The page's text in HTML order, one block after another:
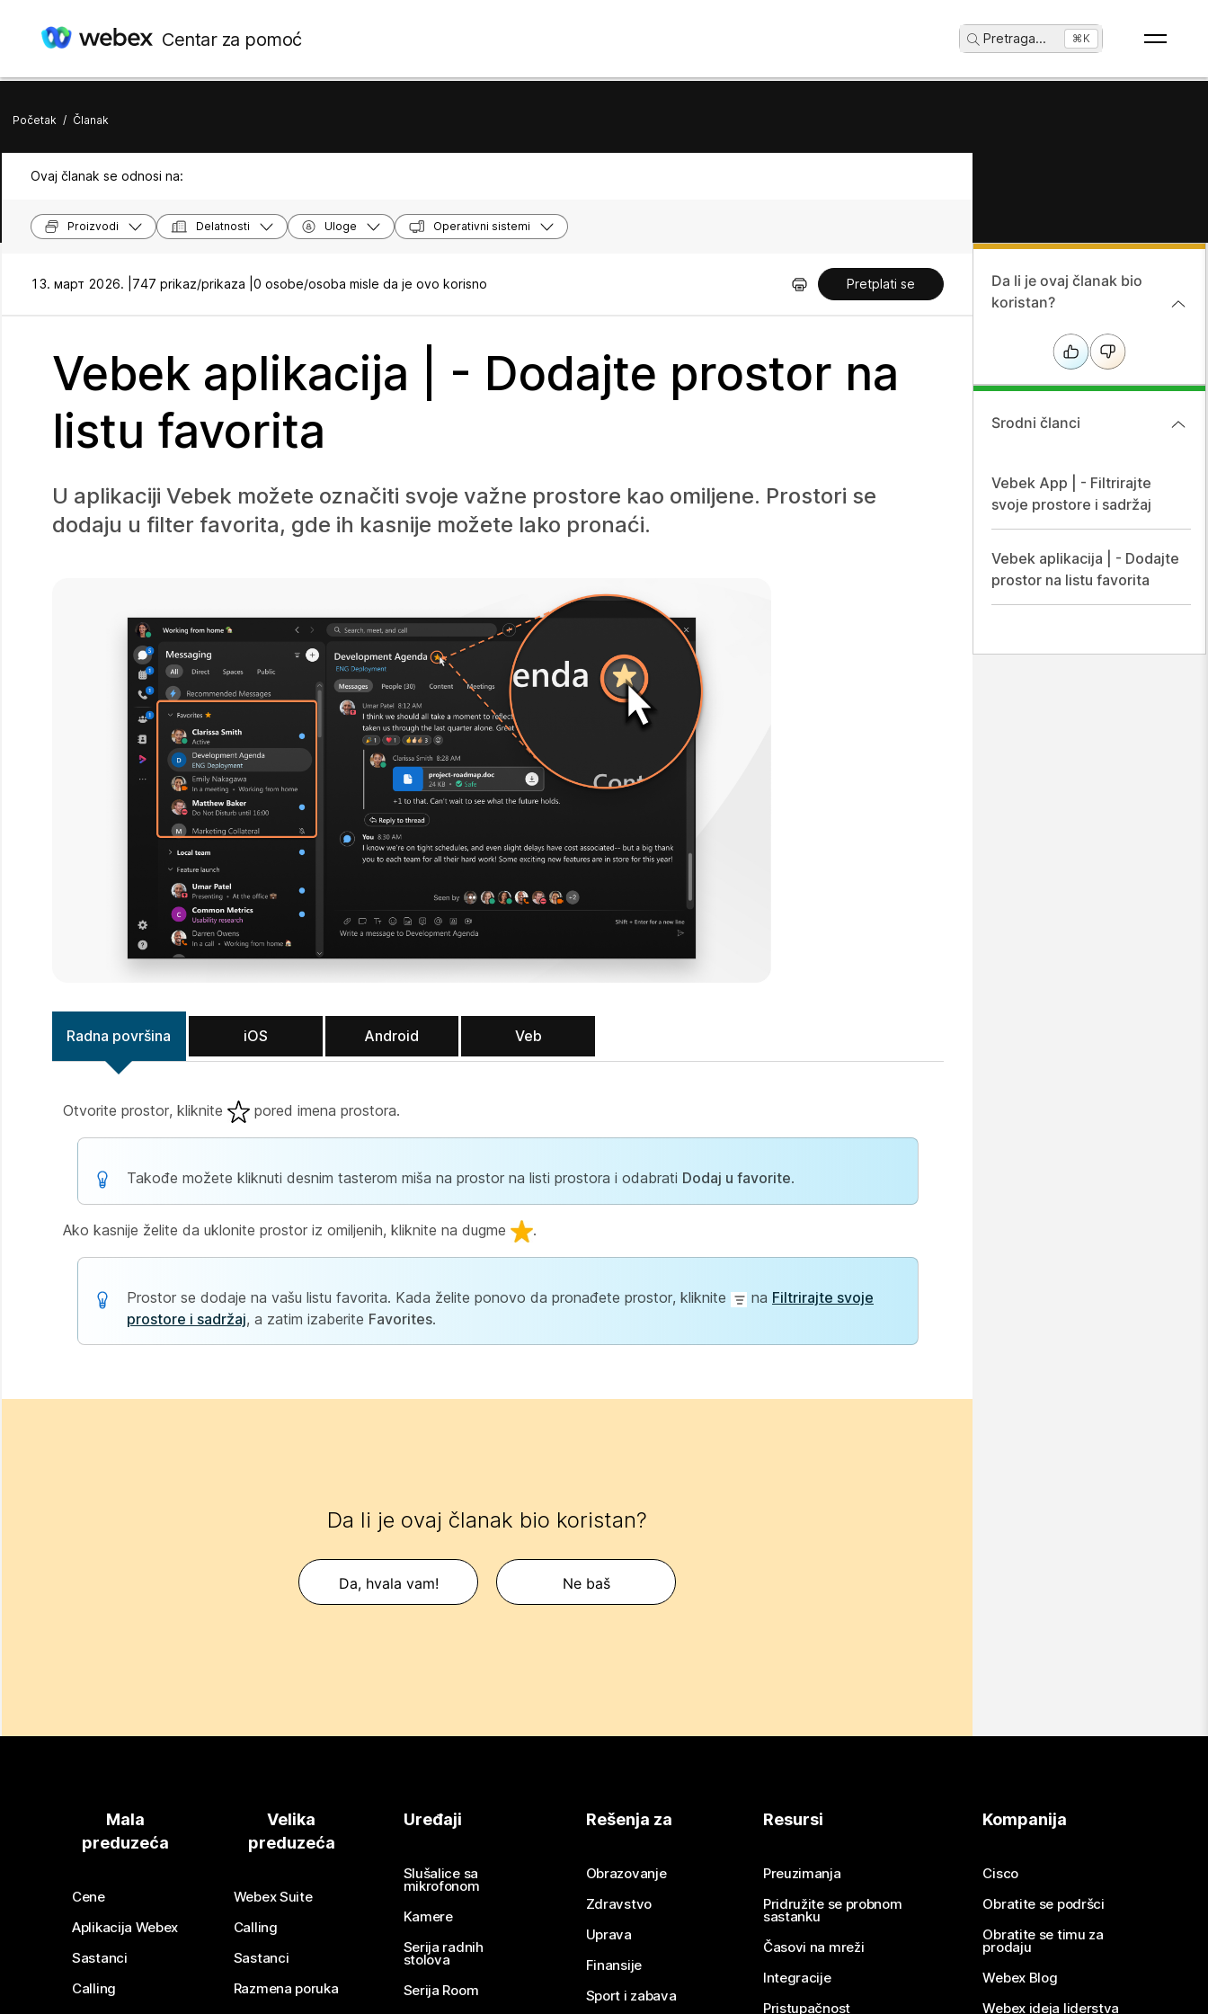
Centar za pomoć Pretraga... ⌘K
Početak / Članak
Ovaj članak se odnosi na:
Proizvodi Delatnosti Uloge Operativni sistemi
13. март 2026. | 747 prikaz/prikaza | 0 osobe/osoba misle da je ovo korisno Pretplati se
Vebek aplikacija | - Dodajte prostor na
listu favorita
U aplikaciji Vebek možete označiti svoje važne prostore kao omiljene. Prostori se
dodaju u filter favorita, gde ih kasnije možete lako pronaći.
Radna površina iOS Android Veb
Otvorite prostor, kliknite pored imena prostora.
Takođe možete kliknuti desnim tasterom miša na prostor na listi prostora i odabrati Dodaj u favorite.
Ako kasnije želite da uklonite prostor iz omiljenih, kliknite na dugme .
Prostor se dodaje na vašu listu favorita. Kada želite ponovo da pronađete prostor, kliknite na Filtrirajte svoje
prostore i sadržaj, a zatim izaberite Favorites.
Da li je ovaj članak bio koristan?
Da, hvala vam! Ne baš
Da li je ovaj članak bio
koristan?
Srodni članci
Vebek App | - Filtrirajte
svoje prostore i sadržaj
Vebek aplikacija | - Dodajte
prostor na listu favorita
Mala
preduzeća
Cene
Aplikacija Webex
Sastanci
Calling
Velika
preduzeća
Webex Suite
Calling
Sastanci
Razmena poruka
Uređaji
Slušalice sa
mikrofonom
Kamere
Serija radnih
stolova
Serija Room
Rešenja za
Obrazovanje
Zdravstvo
Uprava
Finansije
Sport i zabava
Resursi
Preuzimanja
Pridružite se probnom
sastanku
Časovi na mreži
Integracije
Pristupačnost
Kompanija
Cisco
Obratite se podršci
Obratite se timu za
prodaju
Webex Blog
Webex ideja liderstva